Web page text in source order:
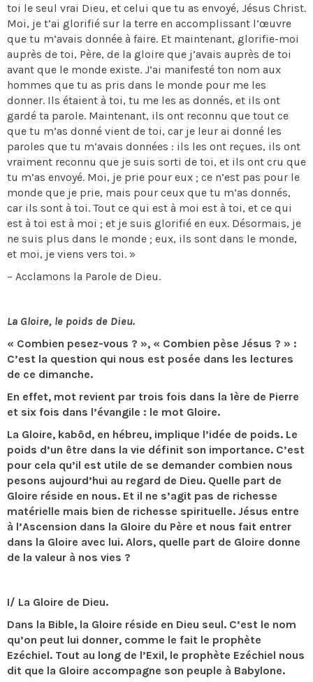
toi le seul vrai Dieu, et celui que tu as envoyé, Jésus Christ.
Moi, je t’ai glorifié sur la terre en accomplissant l’œuvre
que tu m’avais donnée à faire. Et maintenant, glorifie-moi
auprès de toi, Père, de la gloire que j’avais auprès de toi
avant que le monde existe. J’ai manifesté ton nom aux
hommes que tu as pris dans le monde pour me les
donner. Ils étaient à toi, tu me les as donnés, et ils ont
gardé ta parole. Maintenant, ils ont reconnu que tout ce
que tu m’as donné vient de toi, car je leur ai donné les
paroles que tu m’avais données : ils les ont reçues, ils ont
vraiment reconnu que je suis sorti de toi, et ils ont cru que
tu m’as envoyé. Moi, je prie pour eux ; ce n’est pas pour le
monde que je prie, mais pour ceux que tu m’as donnés,
car ils sont à toi. Tout ce qui est à moi est à toi, et ce qui
est à toi est à moi ; et je suis glorifié en eux. Désormais, je
ne suis plus dans le monde ; eux, ils sont dans le monde,
et moi, je viens vers toi. »
– Acclamons la Parole de Dieu.
La Gloire, le poids de Dieu.
« Combien pesez-vous ? », « Combien pèse Jésus ? » :
C’est la question qui nous est posée dans les lectures
de ce dimanche.
En effet, mot revient par trois fois dans la 1ère de Pierre
et six fois dans l’évangile : le mot Gloire.
La Gloire, kabôd, en hébreu, implique l’idée de poids. Le
poids d’un être dans la vie définit son importance. C’est
pour cela qu’il est utile de se demander combien nous
pesons aujourd’hui au regard de Dieu. Quelle part de
Gloire réside en nous. Et il ne s’agit pas de richesse
matérielle mais bien de richesse spirituelle. Jésus entre
à l’Ascension dans la Gloire du Père et nous fait entrer
dans la Gloire avec lui. Alors, quelle part de Gloire donne
de la valeur à nos vies ?
I/ La Gloire de Dieu.
Dans la Bible, la Gloire réside en Dieu seul. C’est le nom
qu’on peut lui donner, comme le fait le prophète
Ezéchiel. Tout au long de l’Exil, le prophète Ezéchiel nous
dit que la Gloire accompagne son peuple à Babylone.